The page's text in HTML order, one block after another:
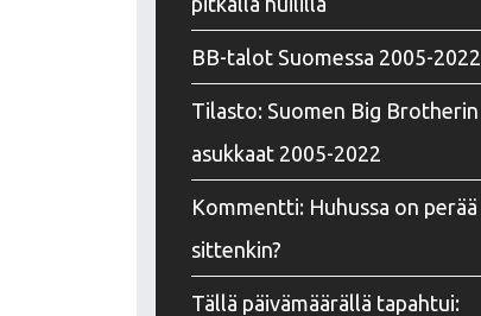
BB-talot Suomessa 2005-2022
Tilasto: Suomen Big Brotherin
asukkaat 2005-2022
Kommentti: Huhussa on perää
sittenkin?
Tällä päivämäärällä tapahtui: